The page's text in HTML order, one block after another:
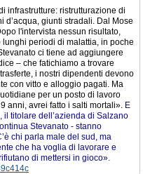
infrastrutture: ristrutturazione di
giunti stradali. Dal Mose
l'intervista nessun risultato,
periodi di malattia, in poche
ci tiene ad aggiungere
– che fatichiamo a trovare
i nostri dipendenti devono
con vitto e alloggio pagati. Ma
per un posto di lavoro
anni, avrei fatto i salti mortali». E
titolare dell’azienda di Salzano
Stevanato - stanno
chi parla male del sud, ma
che ha voglia di lavorare e
di mettersi in gioco».